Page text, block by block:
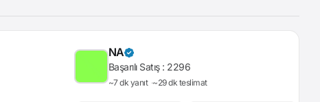
NA
Başarılı Satış : 2296
~7 dk yanıt ~29 dk teslimat